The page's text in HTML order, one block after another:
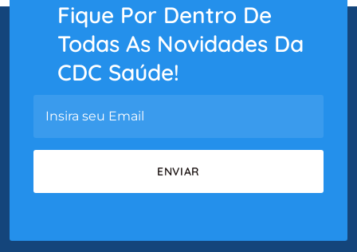
Fique Por Dentro De
Todas As Novidades Da
CDC Saúde!